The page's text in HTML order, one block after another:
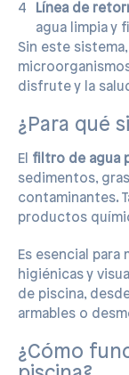
Línea de
agua limpia y
Sin este
disfrute y la
¿Para qué
El filtro de agua
sedimentos,
contaminantes.
productos
Es esencial
higiénicas y
de piscina,
armables o
¿Cómo